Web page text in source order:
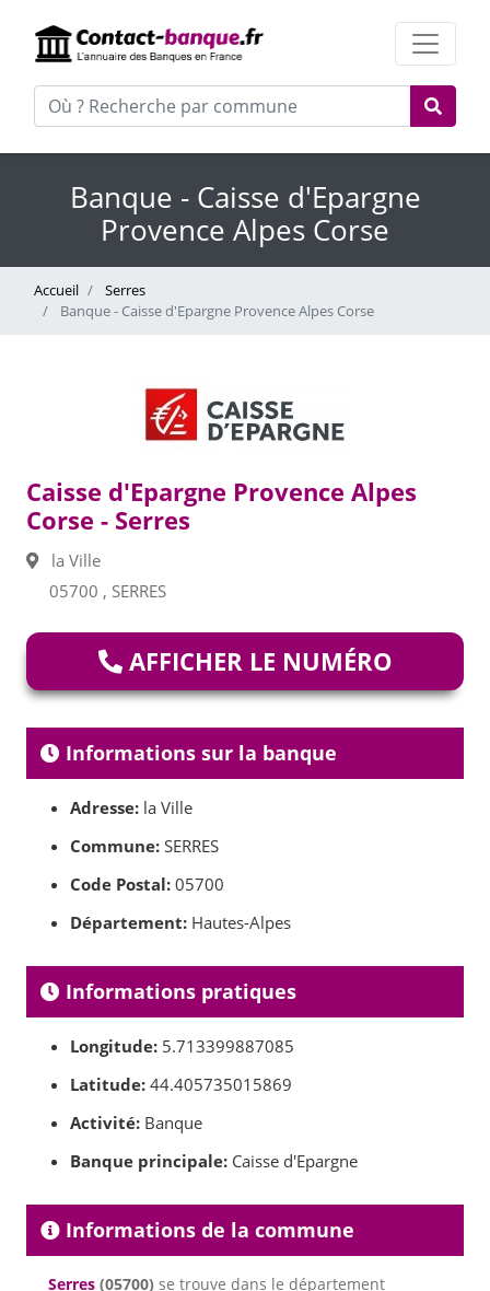
Banque - Caisse d'Epargne
Provence Alpes Corse
Accueil
Serres
Banque - Caisse d'Epargne Provence Alpes Corse
Caisse d'Epargne Provence Alpes
Corse - Serres
la Ville
05700 , SERRES
AFFICHER LE NUMÉRO
Informations sur la banque
Adresse: la Ville
Commune: SERRES
Code Postal: 05700
Département: Hautes-Alpes
Informations pratiques
Longitude: 5.713399887085
Latitude: 44.405735015869
Activité: Banque
Banque principale: Caisse d'Epargne
Informations de la commune
Serres (05700) se trouve dans le département